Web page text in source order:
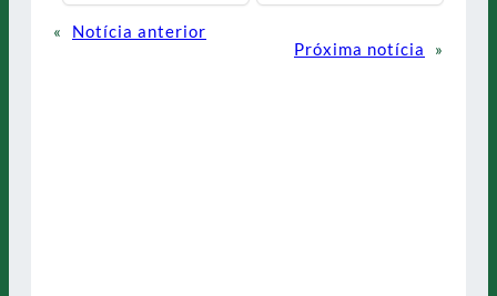
«
Notícia anterior
Próxima notícia
»